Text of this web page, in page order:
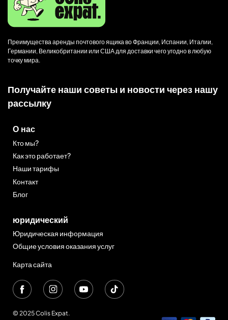
Преимущества аренды почтового ящика во Франции, Испании, Италии,
Германии, Великобритании или США для доставки чего угодно в любую
точку мира.
Получайте наши советы и новости через нашу
рассылку
О нас
Кто мы?
Как это работает?
Наши тарифы
Контакт
Блог
юридический
Юридическая информация
Общие условия оказания услуг
Карта сайта
© 2025 Colis Expat.